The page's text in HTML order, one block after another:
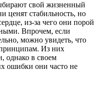
свой жизненный
ценят стабильность, но
из-за чего они порой
Впрочем, если
можно увидеть, что
Из них
однако в своем
ошибки они часто не